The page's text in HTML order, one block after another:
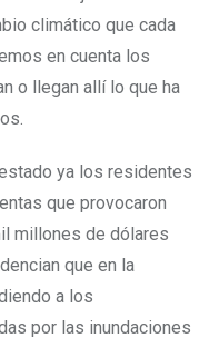
climático que cada
en cuenta los
o llegan allí lo que ha
ya los residentes
que provocaron
millones de dólares
que en la
a los
por las inundaciones